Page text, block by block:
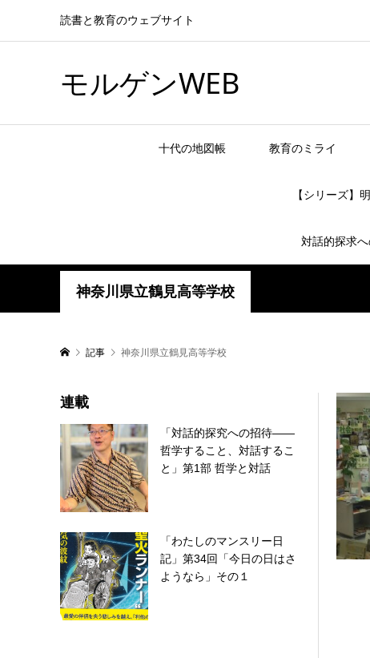
読書と教育のウェブサイト
モルゲンWEB
十代の地図帳 教育のミライ
【シリーズ】
対話的探求
神奈川県立鶴見高等学校
記事 神奈川県立鶴見高等学校
連載
「対話的探究への招待――
哲学すること、対話するこ
と」第1部 哲学と対話
「わたしのマンスリー日
記」第34回「今日の日はさ
ようなら」その１